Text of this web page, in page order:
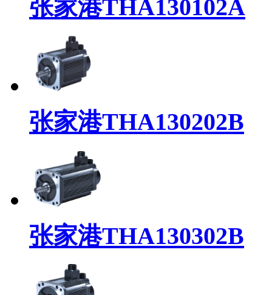
张家港THA130102A
张家港THA130202B
张家港THA130302B